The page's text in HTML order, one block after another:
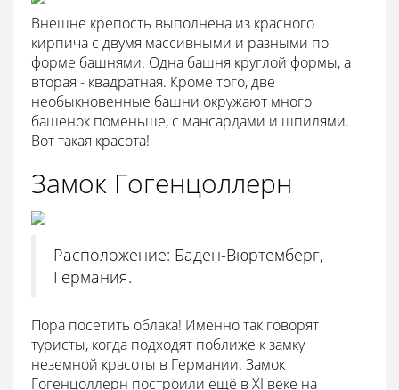
Внешне крепость выполнена из красного
кирпича с двумя массивными и разными по
форме башнями. Одна башня круглой формы, а
вторая - квадратная. Кроме того, две
необыкновенные башни окружают много
башенок поменьше, с мансардами и шпилями.
Вот такая красота!
Замок Гогенцоллерн
Расположение: Баден-Вюртемберг,
Германия.
Пора посетить облака! Именно так говорят
туристы, когда подходят поближе к замку
неземной красоты в Германии. Замок
Гогенцоллерн построили ещё в XI веке на